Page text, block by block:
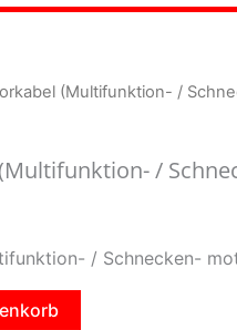
(Multifunktion- /
/
/ Schnecken-